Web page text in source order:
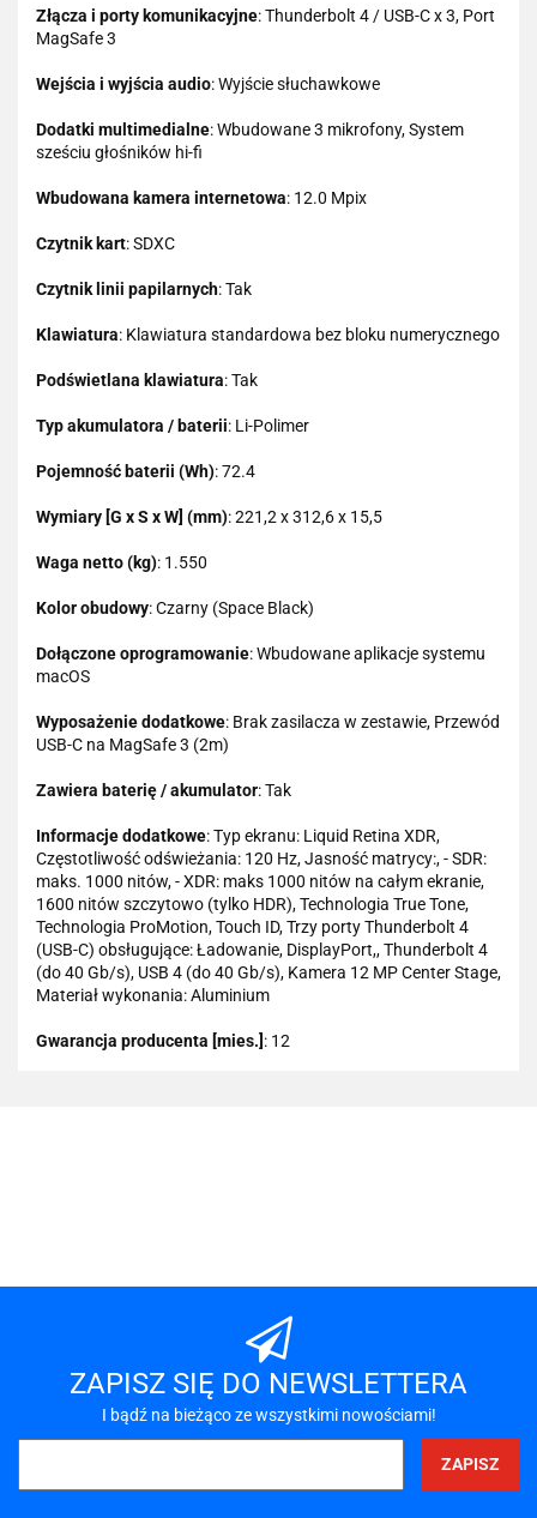
Złącza i porty komunikacyjne: Thunderbolt 4 / USB-C x 3, Port
MagSafe 3
Wejścia i wyjścia audio: Wyjście słuchawkowe
Dodatki multimedialne: Wbudowane 3 mikrofony, System
sześciu głośników hi-fi
Wbudowana kamera internetowa: 12.0 Mpix
Czytnik kart: SDXC
Czytnik linii papilarnych: Tak
Klawiatura: Klawiatura standardowa bez bloku numerycznego
Podświetlana klawiatura: Tak
Typ akumulatora / baterii: Li-Polimer
Pojemność baterii (Wh): 72.4
Wymiary [G x S x W] (mm): 221,2 x 312,6 x 15,5
Waga netto (kg): 1.550
Kolor obudowy: Czarny (Space Black)
Dołączone oprogramowanie: Wbudowane aplikacje systemu
macOS
Wyposażenie dodatkowe: Brak zasilacza w zestawie, Przewód
USB-C na MagSafe 3 (2m)
Zawiera baterię / akumulator: Tak
Informacje dodatkowe: Typ ekranu: Liquid Retina XDR,
Częstotliwość odświeżania: 120 Hz, Jasność matrycy:, - SDR:
maks. 1000 nitów, - XDR: maks 1000 nitów na całym ekranie,
1600 nitów szczytowo (tylko HDR), Technologia True Tone,
Technologia ProMotion, Touch ID, Trzy porty Thunderbolt 4
(USB-C) obsługujące: Ładowanie, DisplayPort,, Thunderbolt 4
(do 40 Gb/s), USB 4 (do 40 Gb/s), Kamera 12 MP Center Stage,
Materiał wykonania: Aluminium
Gwarancja producenta [mies.] : 12
A-LAN
ZAPISZ SIĘ DO NEWSLETTERA
I bądź na bieżąco ze wszystkimi nowościami!